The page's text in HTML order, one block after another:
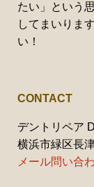
たい」という
してまいりま
い！
CONTACT
デントリペア
横浜市緑区長
メール問い合